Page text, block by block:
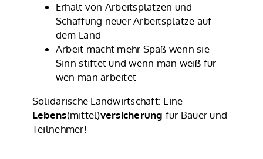
Erhalt von Arbeitsplätzen und
Schaffung neuer Arbeitsplätze auf
dem Land
Arbeit macht mehr Spaß wenn sie
Sinn stiftet und wenn man weiß für
wen man arbeitet
Solidarische Landwirtschaft: Eine
Lebens(mittel)versicherung für Bauer und
Teilnehmer!